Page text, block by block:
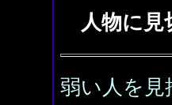
人物に見
弱い人を見